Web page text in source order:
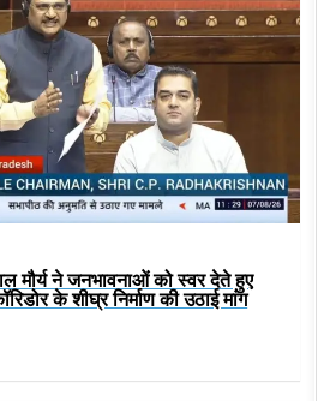
मौर्य ने जनभावनाओं को स्वर देते हुए
के शीघ्र निर्माण की उठाई मांग